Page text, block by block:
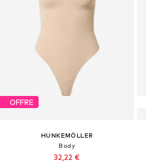
OFFRE
HUNKEMÖLLER
Body
32,22 €